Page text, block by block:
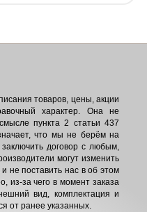
товаров, цены, акции
характер. Она не
пункта 2 статьи 437
что мы не берём на
договор с любым,
могут изменить
не поставить нас в об этом
из-за чего в момент заказа
вид, комплектация и
от ранее указанных.